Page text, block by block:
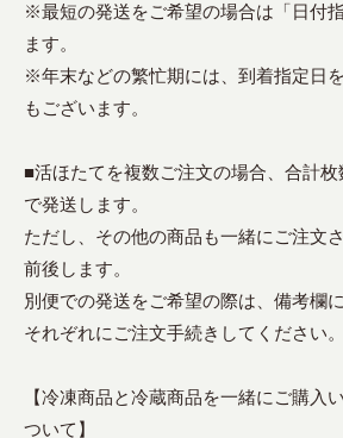
※最短の発送をご希望の場合は「日付
ます。
※年末などの繁忙期には、到着指定日
もございます。
■活ほたてを複数ご注文の場合、合計
で発送します。
ただし、その他の商品も一緒にご注文
前後します。
別便での発送をご希望の際は、備考欄
それぞれにご注文手続きしてください。
【冷凍商品と冷蔵商品を一緒にご購入
ついて】